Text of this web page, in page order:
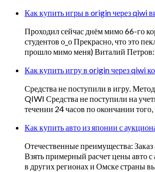
Как купить игры в origin через qiwi
Проходил сейчас днём мимо 66-го
студентов о_о Прекрасно, что это
прошло мимо меня) Виталий
Как купить игру в origin через qiwi
Средства не поступили в игру.
QIWI Средства не поступили на
течении 24 часов по окончании
Как купить авто из японии с
Отечественные преимущества:
Взять примерный расчет цены авто
в других регионах и Омске страны